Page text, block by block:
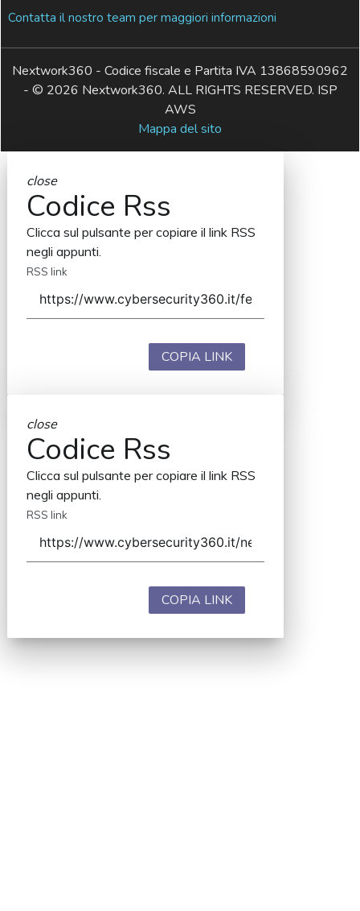
Contatta il nostro team per maggiori informazioni
Nextwork360 - Codice fiscale e Partita IVA 13868590962
- © 2026 Nextwork360. ALL RIGHTS RESERVED. ISP
AWS
Mappa del sito
close
Codice Rss
Clicca sul pulsante per copiare il link RSS
negli appunti.
RSS link
COPIA LINK
close
Codice Rss
Clicca sul pulsante per copiare il link RSS
negli appunti.
RSS link
COPIA LINK